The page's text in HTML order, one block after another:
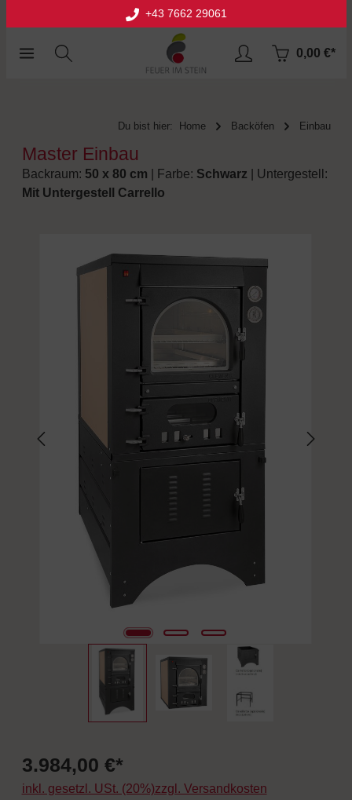
+43 7662 29061
0,00 €*
Du bist hier: Home Backöfen Einbau
Master Einbau
Backraum: 50 x 80 cm | Farbe: Schwarz
| Untergestell:
Mit Untergestell Carrello
3.984,00 €*
inkl. gesetzl. USt. (20%)zzgl. Versandkosten